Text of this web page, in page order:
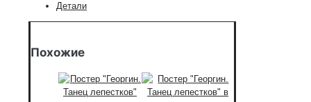
Детали
Похожие